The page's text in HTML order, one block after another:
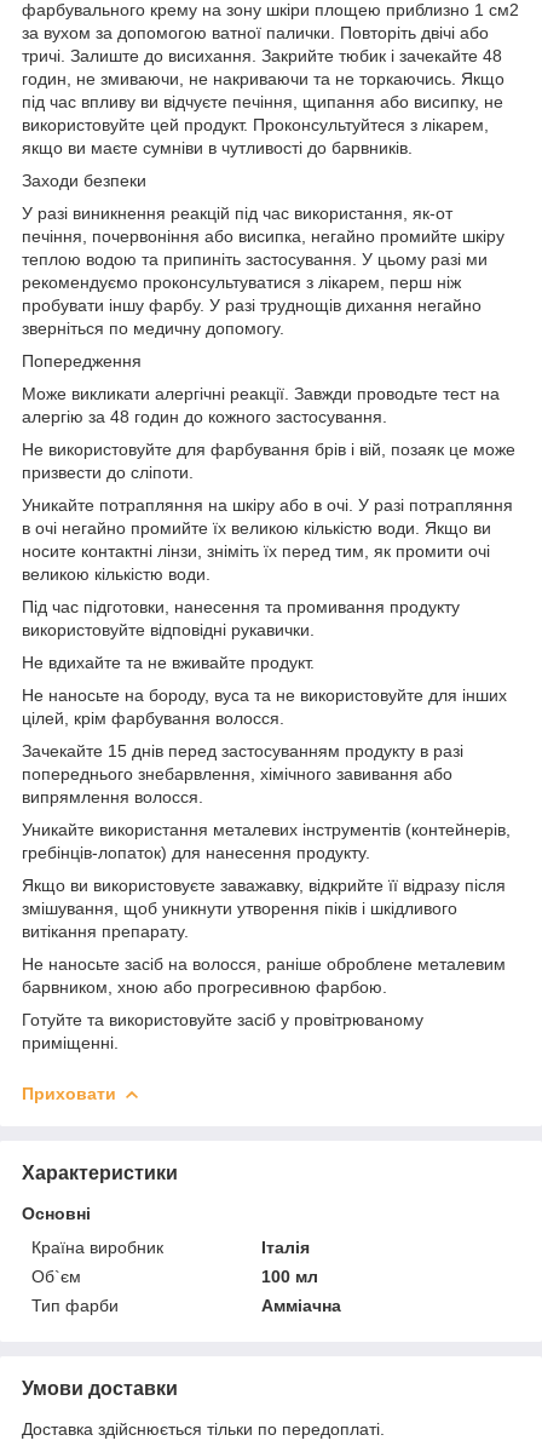
фарбувального крему на зону шкіри площею приблизно 1 см2
за вухом за допомогою ватної палички. Повторіть двічі або
тричі. Залиште до висихання. Закрийте тюбик і зачекайте 48
годин, не змиваючи, не накриваючи та не торкаючись. Якщо
під час впливу ви відчуєте печіння, щипання або висипку, не
використовуйте цей продукт. Проконсультуйтеся з лікарем,
якщо ви маєте сумніви в чутливості до барвників.
Заходи безпеки
У разі виникнення реакцій під час використання, як-от
печіння, почервоніння або висипка, негайно промийте шкіру
теплою водою та припиніть застосування. У цьому разі ми
рекомендуємо проконсультуватися з лікарем, перш ніж
пробувати іншу фарбу. У разі труднощів дихання негайно
зверніться по медичну допомогу.
Попередження
Може викликати алергічні реакції. Завжди проводьте тест на
алергію за 48 годин до кожного застосування.
Не використовуйте для фарбування брів і вій, позаяк це може
призвести до сліпоти.
Уникайте потрапляння на шкіру або в очі. У разі потрапляння
в очі негайно промийте їх великою кількістю води. Якщо ви
носите контактні лінзи, зніміть їх перед тим, як промити очі
великою кількістю води.
Під час підготовки, нанесення та промивання продукту
використовуйте відповідні рукавички.
Не вдихайте та не вживайте продукт.
Не наносьте на бороду, вуса та не використовуйте для інших
цілей, крім фарбування волосся.
Зачекайте 15 днів перед застосуванням продукту в разі
попереднього знебарвлення, хімічного завивання або
випрямлення волосся.
Уникайте використання металевих інструментів (контейнерів,
гребінців-лопаток) для нанесення продукту.
Якщо ви використовуєте заважавку, відкрийте її відразу після
змішування, щоб уникнути утворення піків і шкідливого
витікання препарату.
Не наносьте засіб на волосся, раніше оброблене металевим
барвником, хною або прогресивною фарбою.
Готуйте та використовуйте засіб у провітрюваному
приміщенні.
Приховати
Характеристики
Основні
Країна виробник
Італія
Об`єм
100 мл
Тип фарби
Амміачна
Умови доставки
Доставка здійснюється тільки по передоплаті.